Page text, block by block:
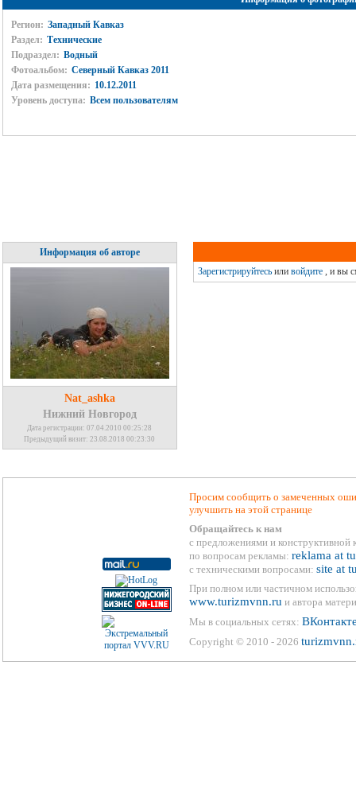
Регион: Западный Кавказ
Раздел: Технические
Подраздел: Водный
Фотоальбом: Северный Кавказ 2011
Дата размещения: 10.12.2011
Уровень доступа: Всем пользователям
Информация об авторе
Nat_ashka
Нижний Новгород
Дата регистрации: 07.04.2010 00:25:28
Предыдущий визит: 23.08.2018 00:23:30
Зарегистрируйтесьили войдите, и вы
Просим сообщить о замеченных
улучшить на этой странице
Обращайтесь к нам
с предложениями и конструктивной
по вопросам рекламы: reklama at
с техническими вопросами: site at
При полном или частичном
www.turizmvnn.ru и автора
Мы в социальных сетях:
Copyright © 2010 - 2026